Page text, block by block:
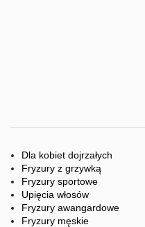
Dla kobiet dojrzałych
Fryzury z grzywką
Fryzury sportowe
Upięcia włosów
Fryzury awangardowe
Fryzury męskie